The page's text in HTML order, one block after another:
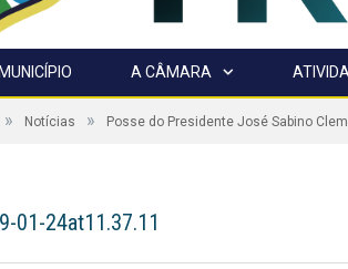
A CÂMARA
» Notícias » Posse do Presidente José Sabino
01-24at11.37.11